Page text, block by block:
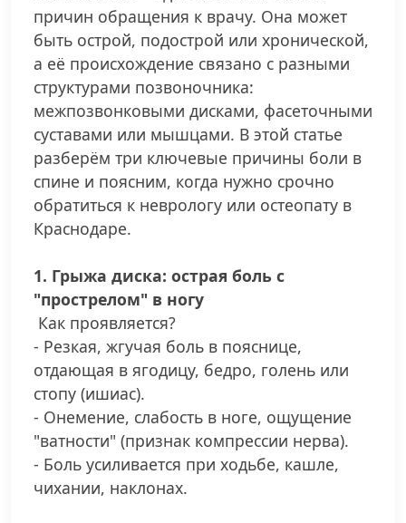
причин обращения к врачу. Она может
быть острой, подострой или хронической,
а её происхождение связано с разными
структурами позвоночника:
межпозвонковыми дисками, фасеточными
суставами или мышцами. В этой статье
разберём три ключевые причины боли в
спине и поясним, когда нужно срочно
обратиться к неврологу или остеопату в
Краснодаре.
1. Грыжа диска: острая боль с
"прострелом" в ногу
Как проявляется?
- Резкая, жгучая боль в пояснице,
отдающая в ягодицу, бедро, голень или
стопу (ишиас).
- Онемение, слабость в ноге, ощущение
"ватности" (признак компрессии нерва).
- Боль усиливается при ходьбе, кашле,
чихании, наклонах.